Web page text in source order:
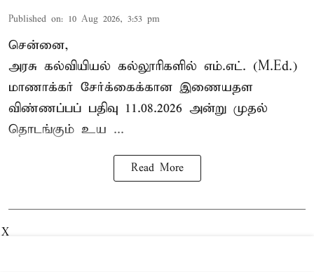
Published on: 10 Aug 2026, 3:53 pm
சென்னை,
அரசு கல்வியியல் கல்லூரிகளில் எம்.எட். (M.Ed.)
மாணாக்கர் சேர்க்கைக்கான இணையதள
விண்ணப்பப் பதிவு 11.08.2026 அன்று முதல்
தொடங்கும் உய ...
Read More
X